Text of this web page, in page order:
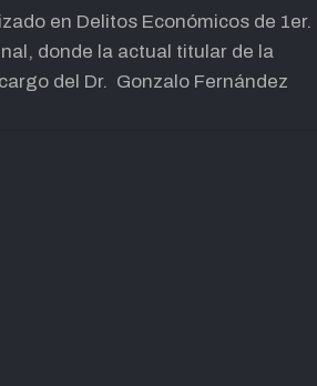
en Delitos Económicos de 1er.
donde la actual titular de la
del Dr. Gonzalo Fernández